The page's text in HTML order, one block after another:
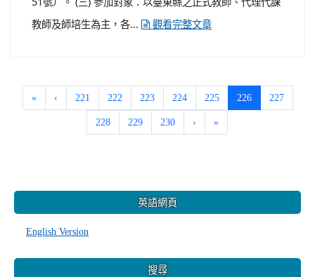
教師及師培生為主，各...
觀看完整文章
« ‹ 221 222 223 224 225 226(current)
227
228 229 230 › »
英語網頁
English Version
搜尋